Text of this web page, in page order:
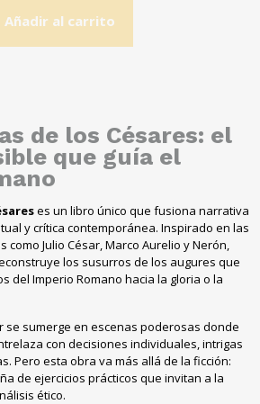
Añadir al carrito
de los Césares: el
que guía el
es un libro único que fusiona narrativa
y crítica contemporánea. Inspirado en las
Julio César, Marco Aurelio y Nerón,
los susurros de los augures que
del Imperio Romano hacia la gloria o la
se sumerge en escenas poderosas donde
con decisiones individuales, intrigas
Pero esta obra va más allá de la ficción:
de ejercicios prácticos que invitan a la
ético.